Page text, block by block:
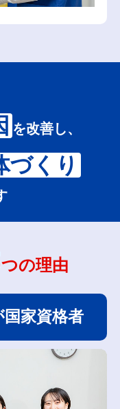
を改善し、
づくり
つの理由
家資格者